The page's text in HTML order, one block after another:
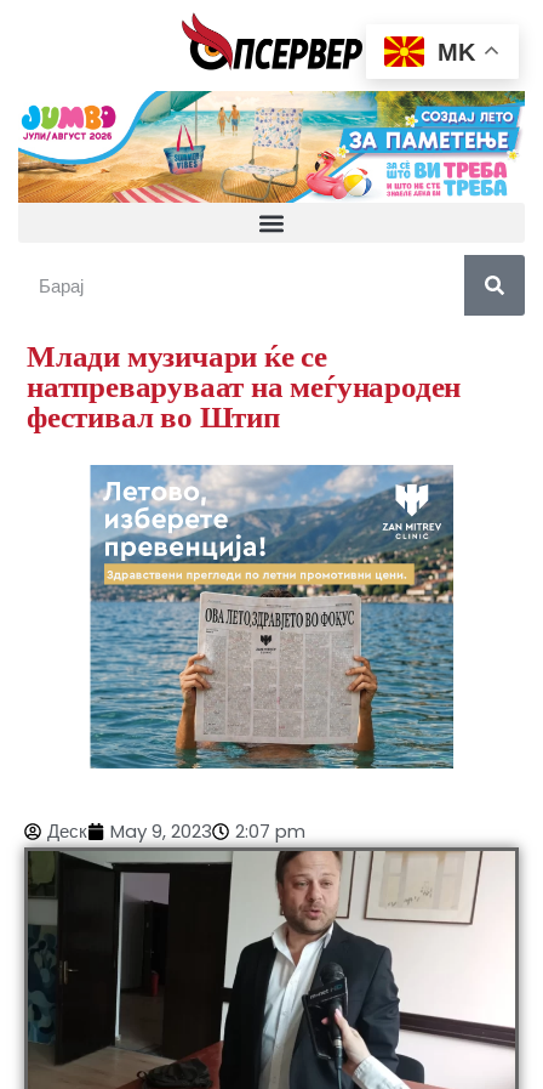
Млади музичари ќе се
натпреваруваат на меѓународен
фестивал во Штип
Деск May 9, 2023 2:07 pm
MK